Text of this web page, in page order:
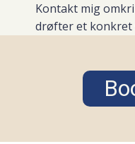
Kontakt mig
drøfter et konkret